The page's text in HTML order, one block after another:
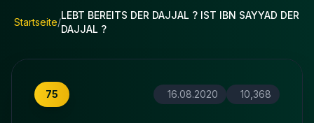
Startseite/
LEBT BEREITS DER DAJJAL ? IST IBN SAYYAD DER
DAJJAL ?
75 16.08.2020 10,368